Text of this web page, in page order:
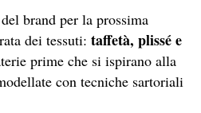
brand per la prossima
dei tessuti: taffetà, plissé e
prime che si ispirano alla
con tecniche sartoriali